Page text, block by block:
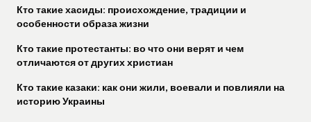
Кто такие хасиды: происхождение, традиции и
особенности образа жизни
Кто такие протестанты: во что они верят и чем
отличаются от других христиан
Кто такие казаки: как они жили, воевали и повлияли на
историю Украины